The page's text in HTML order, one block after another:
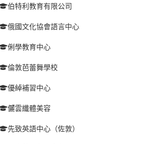
伯特利教育有限公司
俄國文化協會語言中心
俐學教育中心
倫敦芭蕾舞學校
優綽補習中心
儷雲纖體美容
先致英語中心（佐敦）